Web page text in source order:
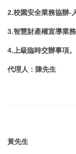
2.校園安全業務協辦-
3.智慧財產權宣導業務
4. 上級臨時交辦事項。
代理人 ： 陳先生
黃先生